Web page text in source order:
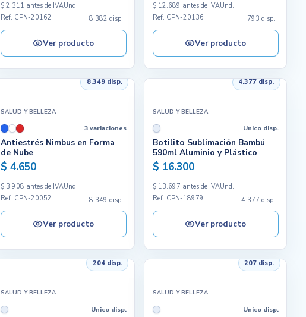
$ 2.311 antes de IVAUnd.
Ref. CPN-20162
8.382 disp.
Ver producto
$ 12.689 antes de IVAUnd.
Ref. CPN-20136
793 disp.
Ver producto
8.349 disp.
SALUD Y BELLEZA
3 variaciones
Antiestrés Nimbus en Forma
de Nube
$ 4.650
$ 3.908 antes de IVAUnd.
Ref. CPN-20052
8.349 disp.
Ver producto
4.377 disp.
SALUD Y BELLEZA
Unico disp.
Botilito Sublimación Bambú
590ml Aluminio y Plástico
$ 16.300
$ 13.697 antes de IVAUnd.
Ref. CPN-18979
4.377 disp.
Ver producto
204 disp.
SALUD Y BELLEZA
Unico disp.
207 disp.
SALUD Y BELLEZA
Unico disp.